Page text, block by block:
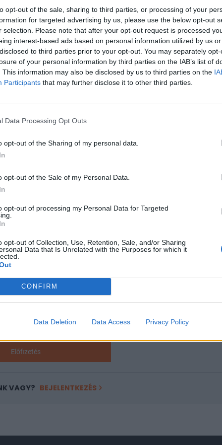
opt-out of the sale, sharing to third parties, or processing of your
for targeted advertising by us, please use the below opt-out
selection. Please note that after your opt-out request is processed
interest-based ads based on personal information utilized by us
to third parties prior to your opt-out. You may separately
of your personal information by third parties on the IAB’s list of
This information may also be disclosed by us to third parties on the
Participants that may further disclose it to other third parties.
Data Processing Opt Outs
opt-out of the Sharing of my personal data.
opt-out of the Sale of my Personal Data.
opt-out of processing my Personal Data for Targeted
opt-out of Collection, Use, Retention, Sale, and/or Sharing
Data that Is Unrelated with the Purposes for which it
CONFIRM
Data Deletion Data Access Privacy Policy
és Iparkamara hétfő délután megjelent
Parragh László, a szervezet elnöke az általuk
szereplő árak. A kamarai elnök
az is kiderült, hogy a kormány ezzel kapcsolatos
vállalkozások 2026A magyar gazdasági és finanszírozási
ismét az alkalmazkodás kényszere elé állítva a hazai
az előttük álló gazdasági és működési kihívások...
portfolio.hu hírarchívumához tartozik, melynek olvasása
tartalmazza:
cikkarchívum
Előfizetés
VAGY? BEJELENTKEZÉS